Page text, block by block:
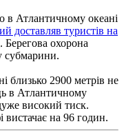
в Атлантичному океані
доставляв туристів на
. Берегова охорона
субмарини.
близько 2900 метрів не
в Атлантичному
високий тиск.
на 96 годин.